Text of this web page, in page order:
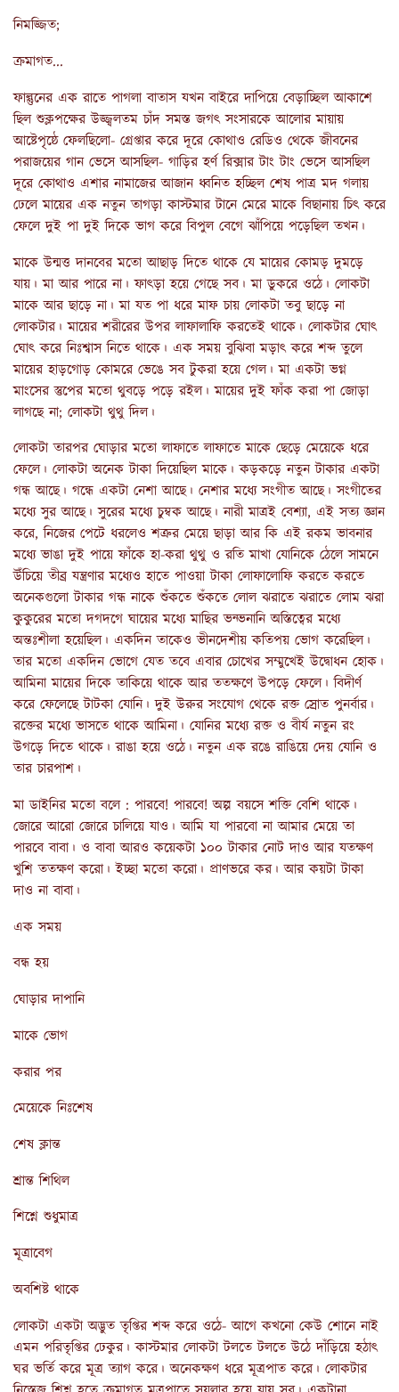
নিমজ্জিত;
ক্রমাগত...
ফাল্গুনের এক রাতে পাগলা বাতাস যখন বাইরে দাপিয়ে বেড়াচ্ছিল আকাশে
ছিল শুক্লপক্ষের উজ্জ্বলতম চাঁদ সমস্ত জগৎ সংসারকে আলোর মায়ায়
আষ্টেপৃষ্ঠে ফেলছিলো- গ্রেপ্তার করে দূরে কোথাও রেডিও থেকে জীবনের
পরাজয়ের গান ভেসে আসছিল- গাড়ির হর্ণ রিক্সার টাং টাং ভেসে আসছিল
দূরে কোথাও এশার নামাজের আজান ধ্বনিত হচ্ছিল শেষ পাত্র মদ গলায়
ঢেলে মায়ের এক নতুন তাগড়া কাস্টমার টানে মেরে মাকে বিছানায় চিৎ করে
ফেলে দুই পা দুই দিকে ভাগ করে বিপুল বেগে ঝাঁপিয়ে পড়েছিল তখন।
মাকে উন্মত্ত দানবের মতো আছাড় দিতে থাকে যে মায়ের কোমড় দুমড়ে
যায়। মা আর পারে না। ফাৎড়া হয়ে গেছে সব। মা ডুকরে ওঠে। লোকটা
মাকে আর ছাড়ে না। মা যত পা ধরে মাফ চায় লোকটা তবু ছাড়ে না
লোকটার। মায়ের শরীরের উপর লাফালাফি করতেই থাকে। লোকটার ঘোৎ
ঘোৎ করে নিঃশ্বাস নিতে থাকে। এক সময় বুঝিবা মড়াৎ করে শব্দ তুলে
মায়ের হাড়গোড় কোমরে ভেঙে সব টুকরা হয়ে গেল। মা একটা ভগ্ন
মাংসের স্তুপের মতো থুবড়ে পড়ে রইল। মায়ের দুই ফাঁক করা পা জোড়া
লাগছে না; লোকটা থুথু দিল।
লোকটা তারপর ঘোড়ার মতো লাফাতে লাফাতে মাকে ছেড়ে মেয়েকে ধরে
ফেলে। লোকটা অনেক টাকা দিয়েছিল মাকে। কড়কড়ে নতুন টাকার একটা
গন্ধ আছে। গন্ধে একটা নেশা আছে। নেশার মধ্যে সংগীত আছে। সংগীতের
মধ্যে সুর আছে। সুরের মধ্যে চুম্বক আছে। নারী মাত্রই বেশ্যা, এই সত্য জ্ঞান
করে, নিজের পেটে ধরলেও শত্রুর মেয়ে ছাড়া আর কি এই রকম ভাবনার
মধ্যে ভাঙা দুই পায়ে ফাঁকে হা-করা থুথু ও রতি মাখা যোনিকে ঠেলে সামনে
উঁচিয়ে তীব্র যন্ত্রণার মধ্যেও হাতে পাওয়া টাকা লোফালোফি করতে করতে
অনেকগুলো টাকার গন্ধ নাকে শুঁকতে শুঁকতে লোল ঝরাতে ঝরাতে লোম ঝরা
কুকুরের মতো দগদগে ঘায়ের মধ্যে মাছির ভন্ভনানি অস্তিত্বের মধ্যে
অন্তঃশীলা হয়েছিল। একদিন তাকেও ভীনদেশীয় কতিপয় ভোগ করেছিল।
তার মতো একদিন ভোগে যেত তবে এবার চোখের সম্মুখেই উদ্বোধন হোক।
আমিনা মায়ের দিকে তাকিয়ে থাকে আর ততক্ষণে উপড়ে ফেলে। বিদীর্ণ
করে ফেলেছে টাটকা যোনি। দুই উরুর সংযোগ থেকে রক্ত স্রোত পুনর্বার।
রক্তের মধ্যে ভাসতে থাকে আমিনা। যোনির মধ্যে রক্ত ও বীর্য নতুন রং
উগড়ে দিতে থাকে। রাঙা হয়ে ওঠে। নতুন এক রঙে রাঙিয়ে দেয় যোনি ও
তার চারপাশ।
মা ডাইনির মতো বলে : পারবে! পারবে! অল্প বয়সে শক্তি বেশি থাকে।
জোরে আরো জোরে চালিয়ে যাও। আমি যা পারবো না আমার মেয়ে তা
পারবে বাবা। ও বাবা আরও কয়েকটা ১০০ টাকার নোট দাও আর যতক্ষণ
খুশি ততক্ষণ করো। ইচ্ছা মতো করো। প্রাণভরে কর। আর কয়টা টাকা
দাও না বাবা।
এক সময়
বন্ধ হয়
ঘোড়ার দাপানি
মাকে ভোগ
করার পর
মেয়েকে নিঃশেষ
শেষ ক্লান্ত
শ্রান্ত শিথিল
শিশ্নে শুধুমাত্র
মূত্রাবেগ
অবশিষ্ট থাকে
লোকটা একটা অদ্ভুত তৃপ্তির শব্দ করে ওঠে- আগে কখনো কেউ শোনে নাই
এমন পরিতৃপ্তির ঢেকুর। কাস্টমার লোকটা টলতে টলতে উঠে দাঁড়িয়ে হঠাৎ
ঘর ভর্তি করে মূত্র ত্যাগ করে। অনেকক্ষণ ধরে মূত্রপাত করে। লোকটার